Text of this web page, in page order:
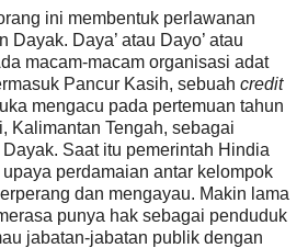
ini membentuk perlawanan
Dayak. Daya’ atau Dayo’ atau
macam-macam organisasi adat
Pancur Kasih, sebuah credit
mengacu pada pertemuan tahun
Kalimantan Tengah, sebagai
Saat itu pemerintah Hindia
perdamaian antar kelompok
dan mengayau. Makin lama
punya hak sebagai penduduk
jabatan-jabatan publik dengan